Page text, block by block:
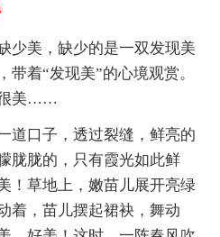
少美，缺少的是一双发现美
着“发现美”的心境观赏。
很美……
道口子，透过裂缝，鲜亮的
胧胧的，只有霞光如此鲜
！草地上，嫩苗儿展开亮绿
着，苗儿摆起裙袂，舞动